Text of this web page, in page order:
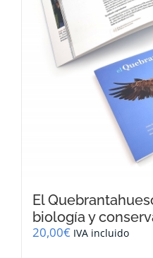
El
biología y
20,00€ IVA incluido